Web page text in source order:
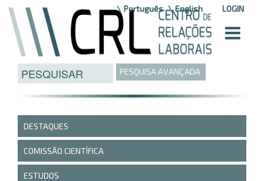
Saltar para o conteúdo LOGIN
Português English
PESQUISA AVANÇADA
DESTAQUES
COMISSÃO CIENTÍFICA
ESTUDOS